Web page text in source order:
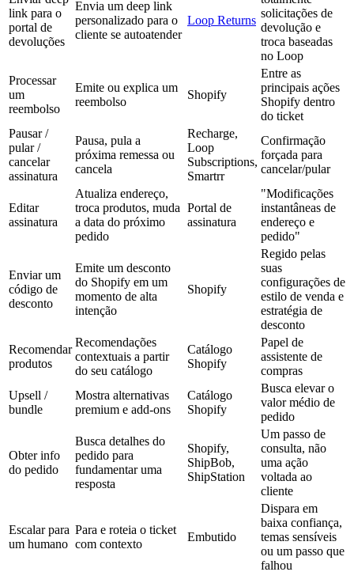
link para o
portal de
devoluções
Envia um deep link
personalizado para o
cliente se autoatender
Loop Returns
solicitações de
devolução e
troca baseadas
no Loop
Processar
um
reembolso
Emite ou explica um
reembolso
Shopify
Entre as
principais ações
Shopify dentro
do ticket
Pausar /
pular /
cancelar
assinatura
Pausa, pula a
próxima remessa ou
cancela
Recharge,
Loop
Subscriptions,
Smartrr
Confirmação
forçada para
cancelar/pular
Editar
assinatura
Atualiza endereço,
troca produtos, muda
a data do próximo
pedido
Portal de
assinatura
"Modificações
instantâneas de
endereço e
pedido"
Enviar um
código de
desconto
Emite um desconto
do Shopify em um
momento de alta
intenção
Shopify
Regido pelas
suas
configurações de
estilo de venda e
estratégia de
desconto
Recomendar
produtos
Recomendações
contextuais a partir
do seu catálogo
Catálogo
Shopify
Papel de
assistente de
compras
Upsell /
bundle
Mostra alternativas
premium e add-ons
Catálogo
Shopify
Busca elevar o
valor médio de
pedido
Obter info
do pedido
Busca detalhes do
pedido para
fundamentar uma
resposta
Shopify,
ShipBob,
ShipStation
Um passo de
consulta, não
uma ação
voltada ao
cliente
Escalar para
um humano
Para e roteia o ticket
com contexto
Embutido
Dispara em
baixa confiança,
temas sensíveis
ou um passo que
falhou